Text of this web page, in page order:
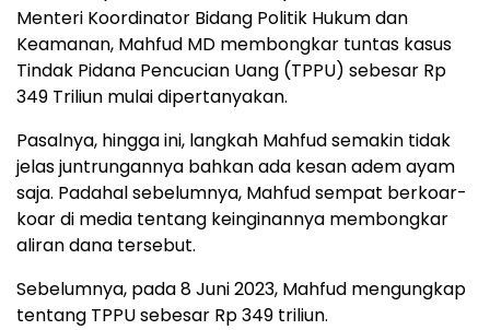
Menteri Koordinator Bidang Politik Hukum dan
Keamanan, Mahfud MD membongkar tuntas kasus
Tindak Pidana Pencucian Uang (TPPU) sebesar Rp
349 Triliun mulai dipertanyakan.
Pasalnya, hingga ini, langkah Mahfud semakin tidak
jelas juntrungannya bahkan ada kesan adem ayam
saja. Padahal sebelumnya, Mahfud sempat berkoar-
koar di media tentang keinginannya membongkar
aliran dana tersebut.
Sebelumnya, pada 8 Juni 2023, Mahfud mengungkap
tentang TPPU sebesar Rp 349 triliun.